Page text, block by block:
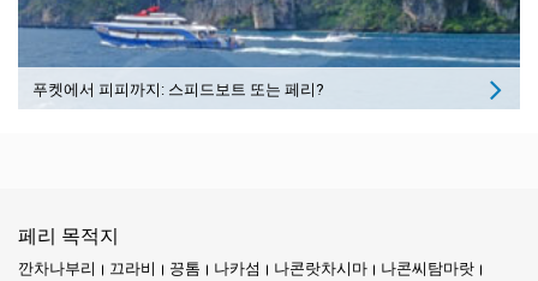
푸켓에서 피피까지: 스피드보트 또는 페리?
페리 목적지
깐차나부리 끄라비 끙톰 나카섬 나콘랏차시마
나콘씨탐마랏